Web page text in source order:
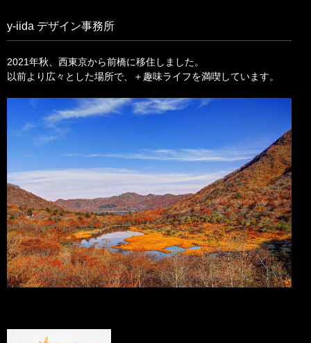
y-iida デザイン事務所
2021年秋、西東京から前橋に移住しました。
以前より広々とした場所で、＋趣味ライフを満喫しています。